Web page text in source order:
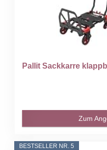
Pallit Sackkarre
Zum
BESTSELLER NR. 5